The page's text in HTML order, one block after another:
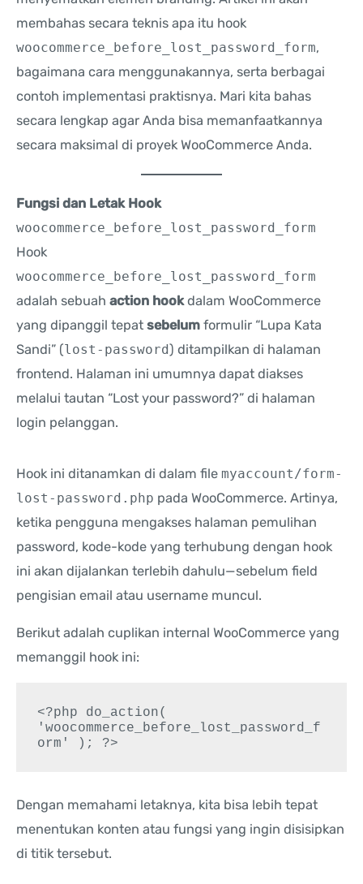
membahas secara teknis apa itu hook
woocommerce_before_lost_password_form,
bagaimana cara menggunakannya, serta berbagai
contoh implementasi praktisnya. Mari kita bahas
secara lengkap agar Anda bisa memanfaatkannya
secara maksimal di proyek WooCommerce Anda.
Fungsi dan Letak Hook
woocommerce_before_lost_password_form
Hook
woocommerce_before_lost_password_form
adalah sebuah action hook dalam WooCommerce
yang dipanggil tepat sebelum formulir “Lupa Kata
Sandi” (lost-password) ditampilkan di halaman
frontend. Halaman ini umumnya dapat diakses
melalui tautan “Lost your password?” di halaman
login pelanggan.
Hook ini ditanamkan di dalam file myaccount/form-
lost-password.php pada WooCommerce. Artinya,
ketika pengguna mengakses halaman pemulihan
password, kode-kode yang terhubung dengan hook
ini akan dijalankan terlebih dahulu—sebelum field
pengisian email atau username muncul.
Berikut adalah cuplikan internal WooCommerce yang
memanggil hook ini:
<?php do_action(
'woocommerce_before_lost_password_f
Dengan memahami letaknya, kita bisa lebih tepat
menentukan konten atau fungsi yang ingin disisipkan
di titik tersebut.